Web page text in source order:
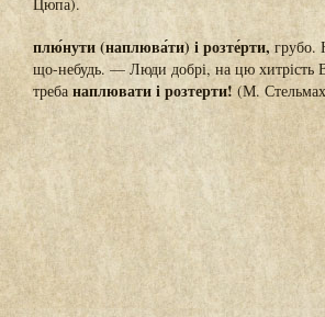
плю́нути (наплюва́ти) і розте́рти,грубо.
що-небудь. — Люди добрі, на цю хитрість
треба наплювати і розтерти! (М.